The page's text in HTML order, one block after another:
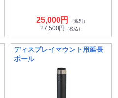
25,000円 （税別）
27,500円 （税込）
ディスプレイマウント用延長
ポール